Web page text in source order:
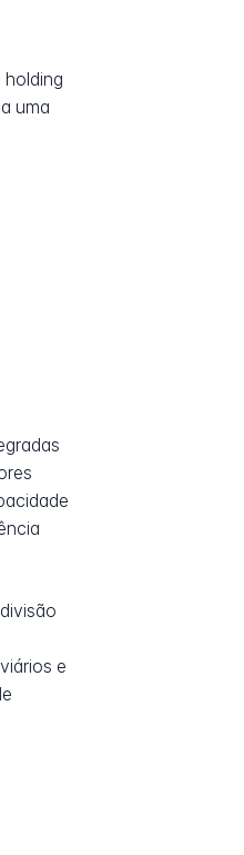
holding
uma
e